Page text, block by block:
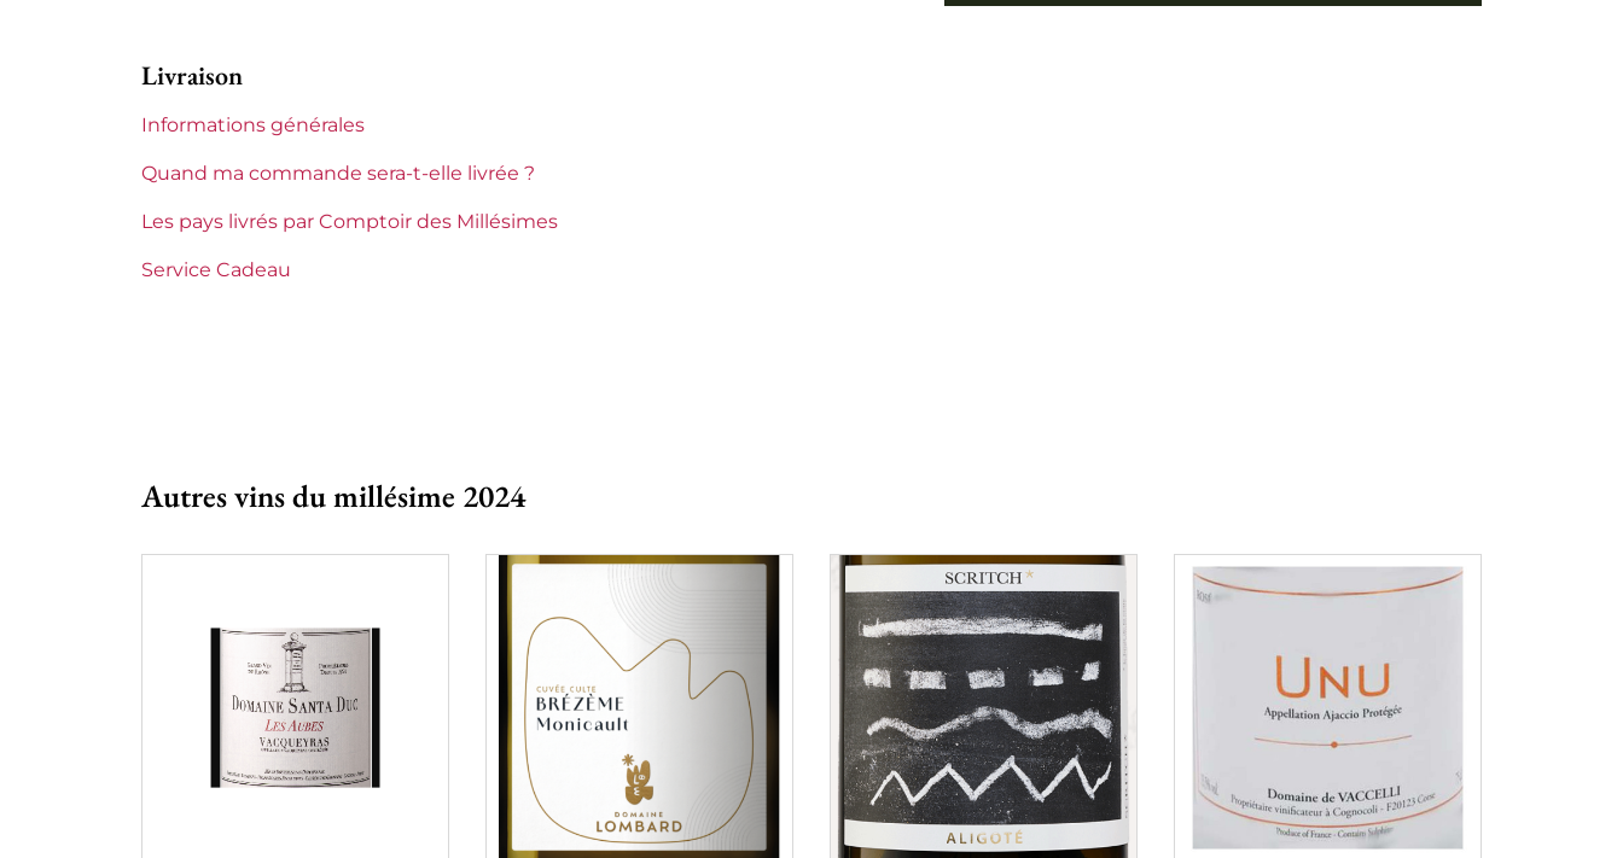
Région
Languedoc-Roussillon
Livraison
Informations générales
Quand ma commande sera-t-elle livrée ?
Les pays livrés par Comptoir des Millésimes
Service Cadeau
Autres vins du millésime 2024